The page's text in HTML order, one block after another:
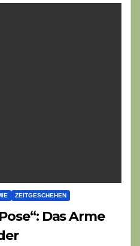
ZEITGESCHEHEN
Das Arme